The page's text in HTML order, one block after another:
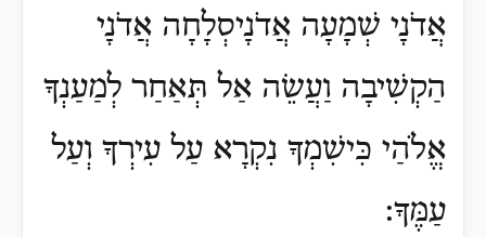
אֲדֹנָי שְׁמָעָה אֲדֹנָיסְלָחָה אֲדֹנָי
הַקְשִׁיבָה וַעֲשֵׂה אַל תְּאַחַר לְמַעַנְךָ
אֱלֹהַי כִּישִׁמְךָ נִקְרָא עַל עִירְךָ וְעַל
עַמֶּךָ: